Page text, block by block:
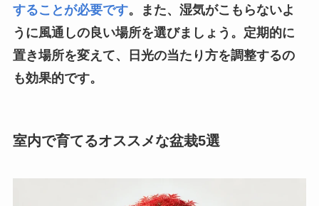
することが必要です。また、湿気がこもらないよ
うに風通しの良い場所を選びましょう。定期的に
置き場所を変えて、日光の当たり方を調整するの
も効果的です。
室内で育てるオススメな盆栽5選